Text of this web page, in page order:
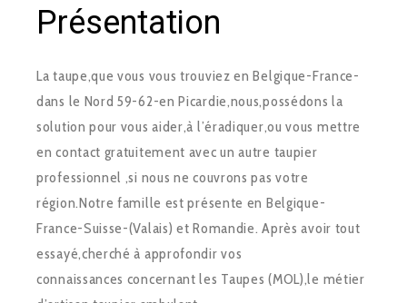
Présentation
La taupe,que vous vous trouviez en Belgique-France-
dans le Nord 59-62-en Picardie,nous,possédons la
solution pour vous aider,à l’éradiquer,ou vous mettre
en contact gratuitement avec un autre taupier
professionnel ,si nous ne couvrons pas votre
région.Notre famille est présente en Belgique-
France-Suisse-(Valais) et Romandie. Après avoir tout
essayé,cherché à approfondir vos
connaissances concernant les Taupes (MOL),le métier